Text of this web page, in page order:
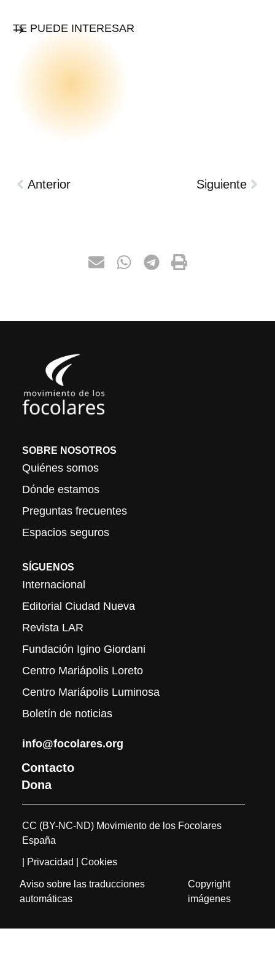
TE PUEDE INTERESAR
Anterior Siguiente
SOBRE NOSOTROS
Quiénes somos
Dónde estamos
Preguntas frecuentes
Espacios seguros
SÍGUENOS
Internacional
Editorial Ciudad Nueva
Revista LAR
Fundación Igino Giordani
Centro Mariápolis Loreto
Centro Mariápolis Luminosa
Boletín de noticias
info@focolares.org
Contacto
Dona
CC (BY-NC-ND) Movimiento de los Focolares
España
| Privacidad | Cookies
Aviso sobre las traducciones
automáticas
Copyright
imágenes